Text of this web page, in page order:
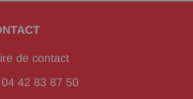
de contact
42 83 87 50